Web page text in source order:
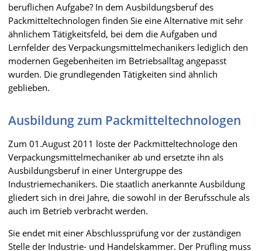
beruflichen Aufgabe? In dem Ausbildungsberuf des
Packmitteltechnologen finden Sie eine Alternative mit sehr
ähnlichem Tätigkeitsfeld, bei dem die Aufgaben und
Lernfelder des Verpackungsmittelmechanikers lediglich den
modernen Gegebenheiten im Betriebsalltag angepasst
wurden. Die grundlegenden Tätigkeiten sind ähnlich
geblieben.
Ausbildung zum Packmitteltechnologen
Zum 01.August 2011 löste der Packmitteltechnologe den
Verpackungsmittelmechaniker ab und ersetzte ihn als
Ausbildungsberuf in einer Untergruppe des
Industriemechanikers. Die staatlich anerkannte Ausbildung
gliedert sich in drei Jahre, die sowohl in der Berufsschule als
auch im Betrieb verbracht werden.
Sie endet mit einer Abschlussprüfung vor der zuständigen
Stelle der Industrie- und Handelskammer. Der Prüfling muss